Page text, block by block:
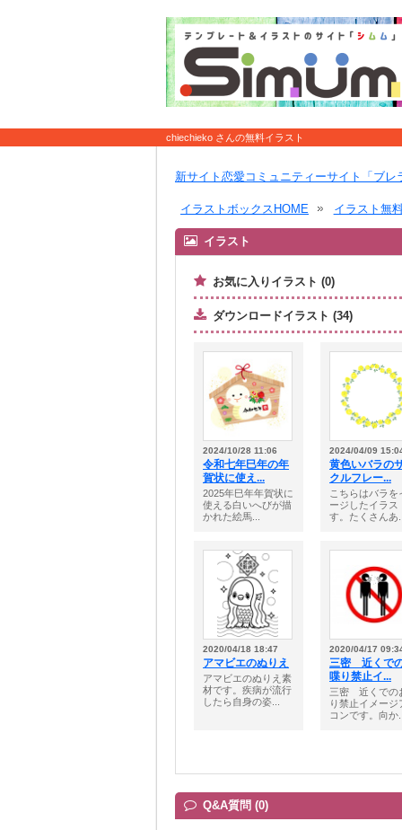
chiechieko さんの無料イラスト
新サイト恋愛コミュニティーサイト「ブレ
イラストボックスHOME イラスト無
イラスト
お気に入りイラスト (0)
ダウンロードイラスト (34)
2024/10/28 11:06
令和七年巳年の年
賀状に使え...
2025年巳年年賀状に
使える白いへびが描
かれた絵馬...
2024/04/09
黄色いバラの
クルフレー...
こちらはバラを
ージしたイラス
す。たくさんあ
2020/04/18 18:47
アマビエのぬりえ
アマビエのぬりえ素
材です。疾病が流行
したら自身の姿...
2020/04/17
三密 近くで
喋り禁止イ...
三密 近くでの
り禁止イメージ
コンです。向か
Q&A質問 (0)